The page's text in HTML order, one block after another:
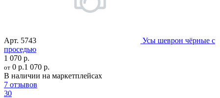
Арт. 5743
Усы шеврон чёрные с
проседью
1 070 р.
от 0 р.1 070 р.
В наличии на маркетплейсах
7 отзывов
30